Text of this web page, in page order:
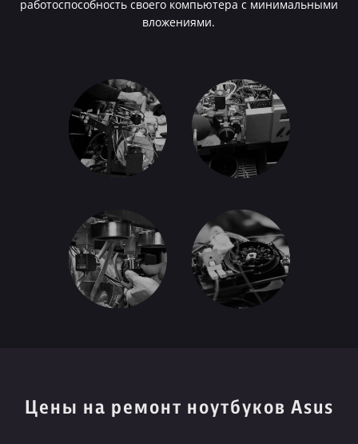
работоспособность своего компьютера с минимальными
вложениями.
Цены на ремонт ноутбуков Asus